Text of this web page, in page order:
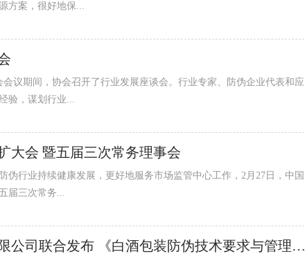
方案，很好地保...
期间，协会召开了行业发展座谈会。行业专家、防伪企业代表和应
验，谋划行业...
大会 暨五届三次常务理事会
行业持续健康发展，更好地服务市场监管中心工作，2月27日，中国
届三次常务...
中国防伪行业协会和中轻检验认证有限公司联合发布 《白酒包装防伪技术要求与管理通则》团体标准